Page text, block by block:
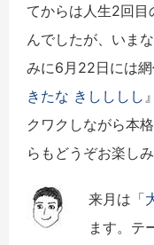
てからは人生2回目
んでしたが、いま
みに6月22日には
きたな きしししし
クワクしながら本
らもどうぞお楽し
来月は「
ます。テ